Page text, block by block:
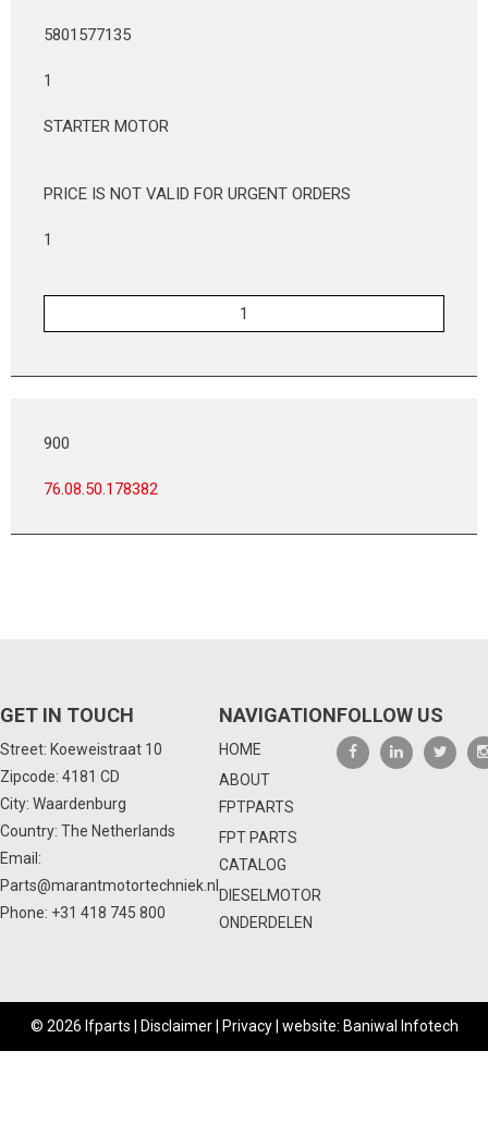
5801577135
1
STARTER MOTOR
PRICE IS NOT VALID FOR URGENT ORDERS
1
900
76.08.50.178382
GET IN TOUCH
Street: Koeweistraat 10
Zipcode: 4181 CD
City: Waardenburg
Country: The Netherlands
Email:
Parts@marantmotortechniek.nl
Phone: +31 418 745 800
NAVIGATION
HOME
ABOUT
FPTPARTS
FPT PARTS
CATALOG
DIESELMOTOR
ONDERDELEN
FOLLOW US
© 2026 Ifparts | Disclaimer| Privacy| website: Baniwal Infotech